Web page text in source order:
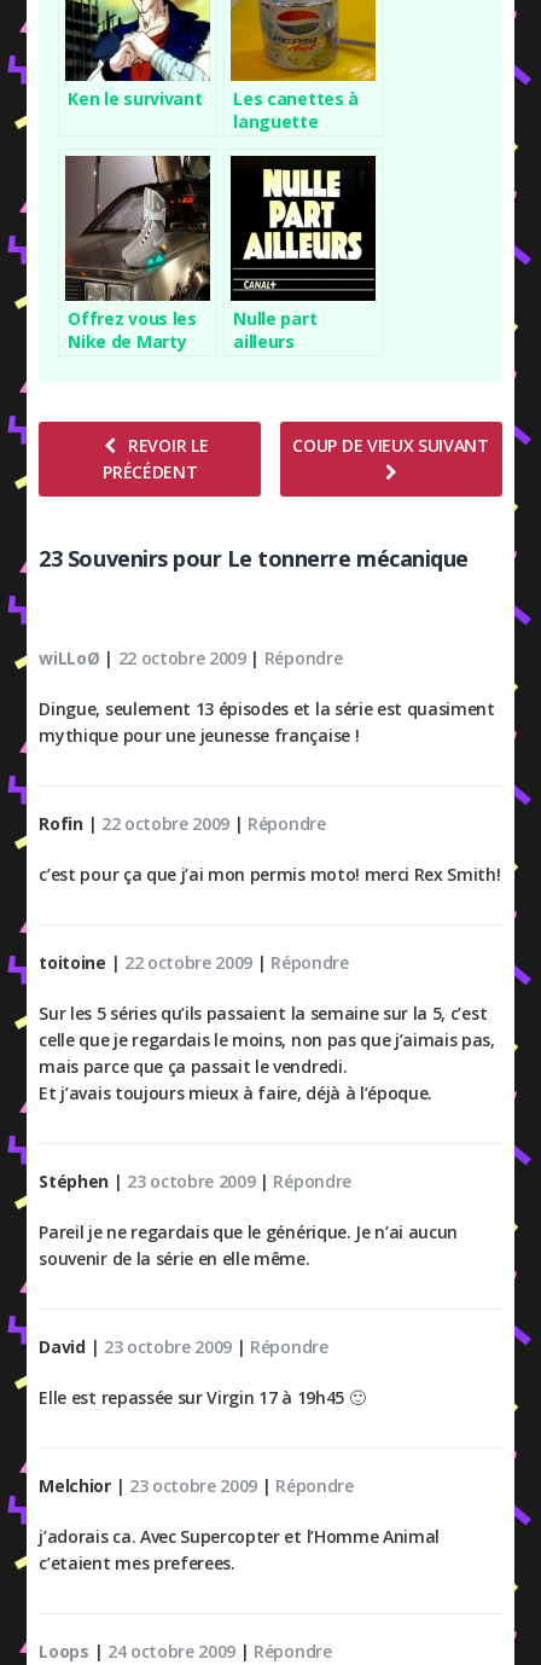
Ken le survivant
Les canettes à
languette
Offrez vous les
Nike de Marty
Nulle part
ailleurs
REVOIR LE
PRÉCÉDENT
COUP DE VIEUX SUIVANT
23 Souvenirs pour Le tonnerre mécanique
wiLLoØ | 22 octobre 2009| Répondre
Dingue, seulement 13 épisodes et la série est quasiment
mythique pour une jeunesse française !
Rofin | 22 octobre 2009 | Répondre
c’est pour ça que j’ai mon permis moto! merci Rex Smith!
toitoine | 22 octobre 2009 | Répondre
Sur les 5 séries qu’ils passaient la semaine sur la 5, c’est
celle que je regardais le moins, non pas que j’aimais pas,
mais parce que ça passait le vendredi.
Et j’avais toujours mieux à faire, déjà à l’époque.
Stéphen | 23 octobre 2009| Répondre
Pareil je ne regardais que le générique. Je n’ai aucun
souvenir de la série en elle même.
David | 23 octobre 2009 | Répondre
Elle est repassée sur Virgin 17 à 19h45 🙂
Melchior | 23 octobre 2009 | Répondre
j’adorais ca. Avec Supercopter et l’Homme Animal
c’etaient mes preferees.
Loops | 24 octobre 2009 | Répondre